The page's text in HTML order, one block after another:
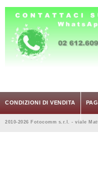
CONDIZIONI DI VENDITA
2010-2026 Fotocomm s.r.l. - viale